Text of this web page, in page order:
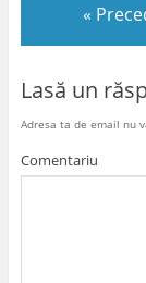
«
Lasă un
Adresa ta de email nu
Comentariu